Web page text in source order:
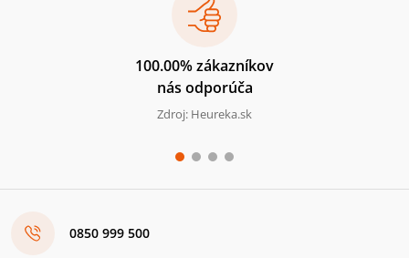
100.00% zákazníkov
nás odporúča
Zdroj: Heureka.sk
0850 999 500